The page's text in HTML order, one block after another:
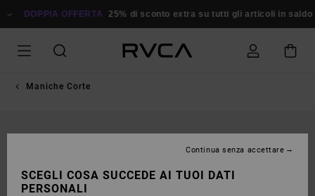
ALLEDOPPIA OFFERTA 25% di sconto extra su tutti gli articoli in saldo
Maniche Corte
SCEGLI COSA SUCCEDE AI TUOI DATI
PERSONALI
Continua senza accettare